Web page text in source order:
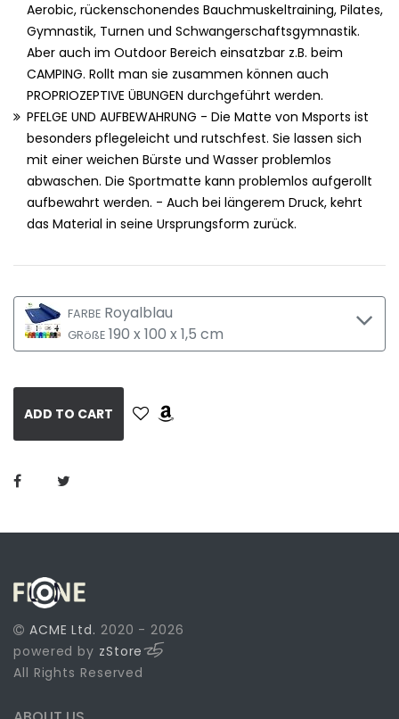
Aerobic, rückenschonendes Bauchmuskeltraining, Pilates,
Gymnastik, Turnen und Schwangerschaftsgymnastik.
Aber auch im Outdoor Bereich einsatzbar z.B. beim
CAMPING. Rollt man sie zusammen können auch
PROPRIOZEPTIVE ÜBUNGEN durchgeführt werden.
PFELGE UND AUFBEWAHRUNG - Die Matte von Msports ist
besonders pflegeleicht und rutschfest. Sie lassen sich
mit einer weichen Bürste und Wasser problemlos
abwaschen. Die Sportmatte kann problemlos aufgerollt
aufbewahrt werden. - Auch bei längerem Druck, kehrt
das Material in seine Ursprungsform zurück.
FARBE Royalblau
GRößE 190 x 100 x 1,5 cm
ADD TO CART
ACME Ltd. 2020 - 2026
powered by zStore
All Rights Reserved